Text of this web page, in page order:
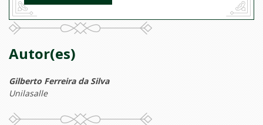
Autor(es)
Gilberto Ferreira da Silva
Unilasalle